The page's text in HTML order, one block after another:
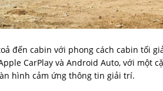
đến cabin với phong cách cabin tối
CarPlay và Android Auto, với một
hình cảm ứng thông tin giải trí.